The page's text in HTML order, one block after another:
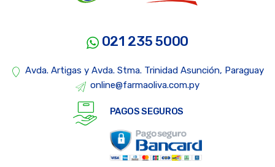
021 235 5000
Avda. Artigas y Avda. Stma. Trinidad Asunción, Paraguay
online@farmaoliva.com.py
PAGOS SEGUROS